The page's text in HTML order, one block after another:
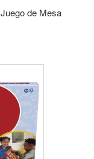
Juego de Mesa